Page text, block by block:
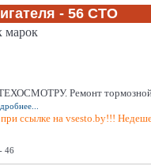
- 56 СТО
марок
Ремонт тормозной
ссылке на vsesto.by!!!
46